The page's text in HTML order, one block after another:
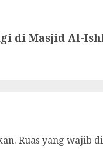
di Masjid Al-
Ruas yang wajib